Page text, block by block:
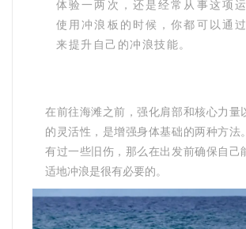
体验一两次，还是经常从事这项
使用冲浪板的时候，你都可以通
来提升自己的冲浪技能。
在前往海滩之前，强化肩部和核心力量
的灵活性，是增强身体基础的两种方法
有过一些旧伤，那么在出发前确保自己
适地冲浪是很有必要的。